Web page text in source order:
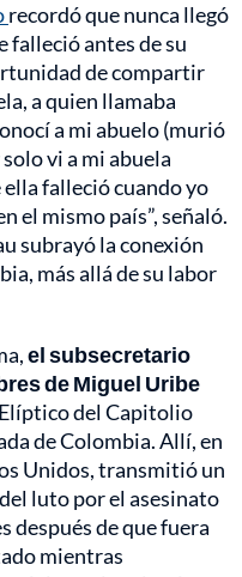
recordó que nunca llegó
falleció antes de su
de compartir
a quien llamaba
a mi abuelo (murió
vi a mi abuela
falleció cuando yo
el mismo país”, señaló.
subrayó la conexión
más allá de su labor
el subsecretario
de Miguel Uribe
del Capitolio
de Colombia. Allí, en
Unidos, transmitió un
luto por el asesinato
después de que fuera
mientras